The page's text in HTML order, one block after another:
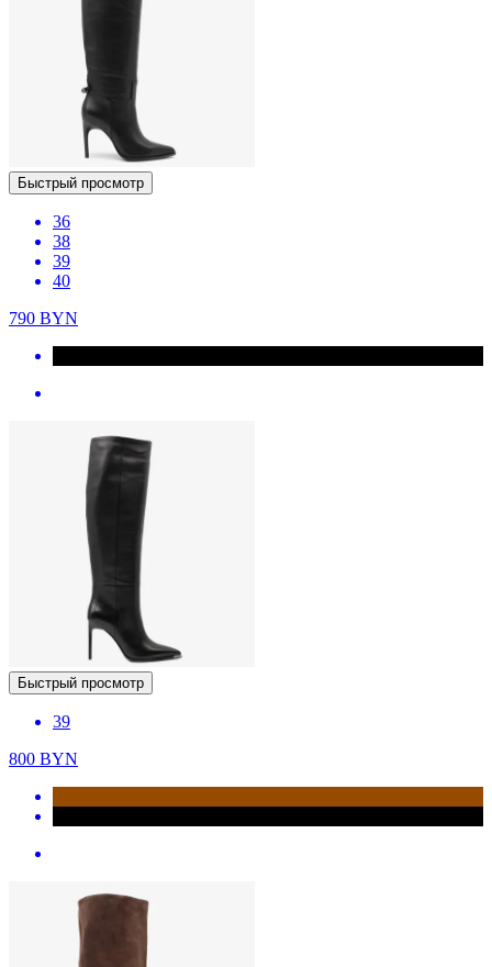
Быстрый просмотр
36
38
39
40
790 BYN
Быстрый просмотр
39
800 BYN